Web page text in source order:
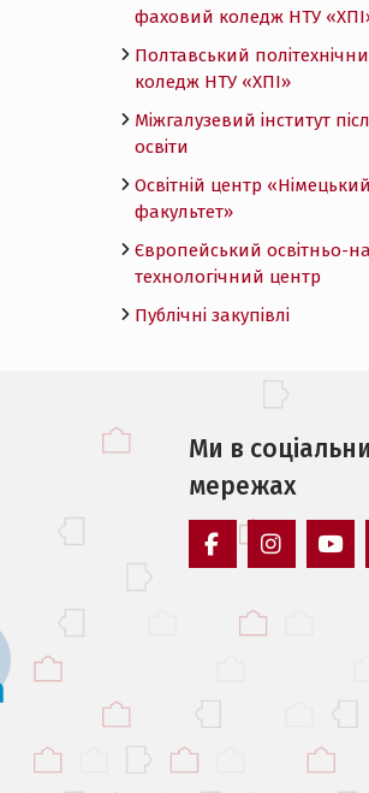
фаховий коледж НТУ
Полтавський
коледж НТУ «ХПI»
Міжгалузевий інститут
освіти
Освітній центр
факультет»
Європейський освітньо-
технологічний центр
Публічні закупівлі
Ми в
мережах